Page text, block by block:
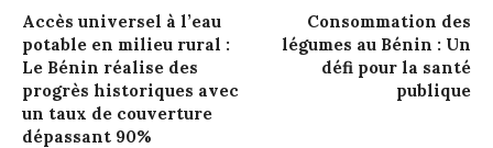
Accès universel à l’eau
potable en milieu rural :
Le Bénin réalise des
progrès historiques avec
un taux de couverture
dépassant 90%
Consommation des
légumes au Bénin : Un
défi pour la santé
publique